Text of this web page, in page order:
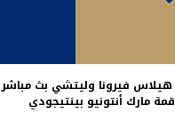
هيلاس فيرونا وليتشي بث مباشر
قمة مارك أنتونيو بينتيجودي